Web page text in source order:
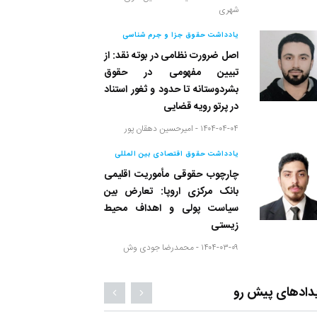
شهری
یادداشت حقوق جزا و جرم شناسی
اصل ضرورت نظامی در بوته نقد: از
تبیین مفهومی در حقوق
بشردوستانه تا حدود و ثغور استناد
در پرتو رویه قضایی
۱۴۰۴-۰۴-۰۴ - امیرحسین دهقان پور
یادداشت حقوق اقتصادی بین المللی
چارچوب حقوقی مأموریت اقلیمی
بانک مرکزی اروپا: تعارض بین
سیاست پولی و اهداف محیط
زیستی
۱۴۰۴-۰۳-۰۹ - محمدرضا جودی وش
پیش رو